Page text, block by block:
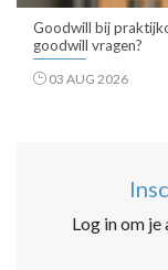
Goodwill bij
goodwill vragen?
03 AUG 2026
Log in om je